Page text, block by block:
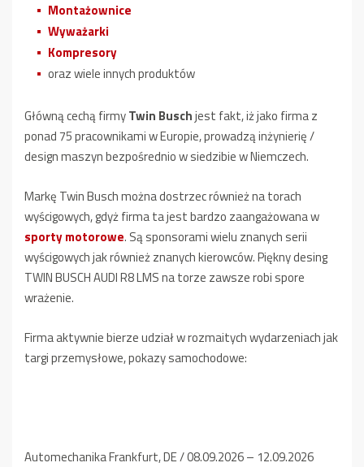
Montażownice
Wyważarki
Kompresory
oraz wiele innych produktów
Główną cechą firmyTwin Buschjest fakt, iż jako firma z
ponad 75 pracownikami w Europie, prowadzą inżynierię /
design maszyn bezpośrednio w siedzibie w Niemczech.
Markę Twin Busch można dostrzec również na torach
wyścigowych, gdyż firma ta jest bardzo zaangażowana w
sporty motorowe. Są sponsorami wielu znanych serii
wyścigowych jak również znanych kierowców. Piękny desing
TWIN BUSCH AUDI R8 LMS na torze zawsze robi spore
wrażenie.
Firma aktywnie bierze udział w rozmaitych wydarzeniach jak
targi przemysłowe, pokazy samochodowe:
Automechanika Frankfurt, DE / 08.09.2026 – 12.09.2026